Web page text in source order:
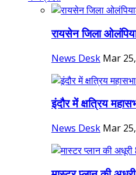
रायसेन जिला
News Desk Mar
इंदौर में क्षत्रिय
News Desk Mar